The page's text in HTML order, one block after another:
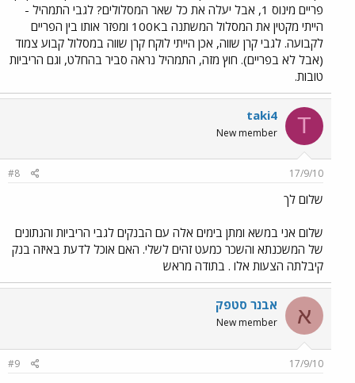
פריים מינוס 1, אבל יעלה את כל שאר המסלולים? לגבי התמהיל -
הייתי מקטין את המסלול המשתנה ב100K ומפזר אותו בין הפריים
לקבועה. לגבי קרן שווה, אכן הייתי לוקח קרן שווה במסלול קבוע צמוד
(אבל לא בפריים). חוץ מזה, התמהיל נראה סביר בהחלט, וגם הריביות
טובות.
T
taki4
New member
17/9/10
#8
שלום לך
שלום אני במשא ומתן בימים אלה עם הבנקים לגבי הריביות והנתונים
של המשכנתא והשכר כמעט זהים לשלי. האם אוכל לדעת באיזה בנק
קיבלתה הצעות אלו . בתודה מראש
א אבנר סטפק
New member
17/9/10
#9